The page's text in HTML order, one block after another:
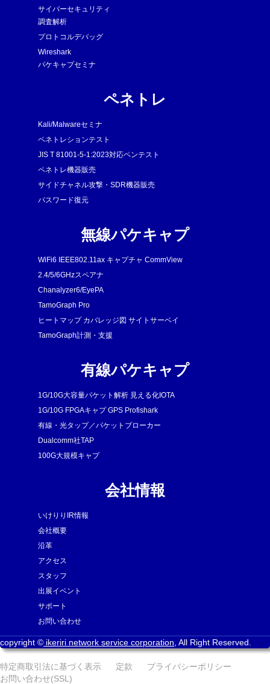
サイバーセキュリティ
調査解析
プロトコルデバッグ
Wireshark
パケキャプセミナ
ペネトレ
Kali/Malwareセミナ
ペネトレションテスト
JIS T 81001-5-1:2023対応ペンテスト
ペネトレ機器販売
サイドチャネル攻撃・SDR機器販売
パスワード復元
無線パケキャプ
WiFi6 IEEE802.11ax キャプチャ CommView
2.4/5/6GHzスペアナ
Chanalyzer6/EyePA
TamoGraph Pro
ヒートマップ カバレッジ図 サイトサーベイ
TamoGraph計測・支援
有線パケキャプ
1G/10G大容量パケット解析 見える化IOTA
1G/10G FPGAキャプ GPS Profishark
有線・光タップ／パケットブローカー
Dualcomm社TAP
100G大規模キャプ
会社情報
いけりりIR情報
会社概要
沿革
アクセス
スタッフ
出展イベント
サポート
お問い合わせ
copyright © ikeriri network service corporation , All Right Reserved.
特定商取引法に基づく表示 定款
プライバシーポリシー
お問い合わせ(SSL)